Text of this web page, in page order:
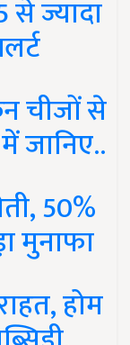
से ज्यादा
चीजों से
जानिए..
50%
मुनाफा
होम